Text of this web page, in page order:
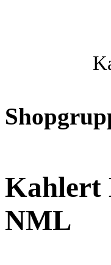
Kahlert
NML